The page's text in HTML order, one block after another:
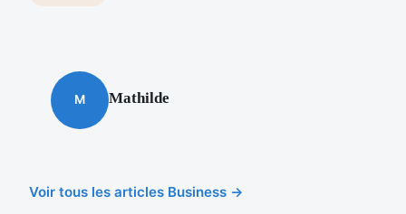
M Mathilde
Voir tous les articles Business →